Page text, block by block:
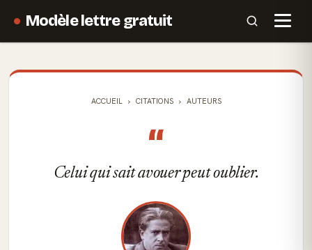
Modèle lettre gratuit
ACCUEIL CITATIONS AUTEURS
“
Celui qui sait avouer peut oublier.